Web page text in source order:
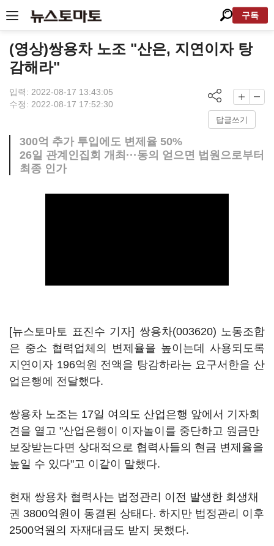
구독
(영상)쌍용차 노조 "산은, 지연이자 탕
감해라"
입력: 2022-08-17 13:43:05
수정: 2022-08-17 17:52:30
답글쓰기
300억 추가 투입에도 변제율 50%
26일 관계인집회 개최···동의 얻으면 법원으로부터
최종 인가
[뉴스토마토 표진수 기자] 쌍용차(003620) 노동조합
은 중소 협력업체의 변제율을 높이는데 사용되도록
지연이자 196억원 전액을 탕감하라는 요구서한을 산
업은행에 전달했다.
쌍용차 노조는 17일 여의도 산업은행 앞에서 기자회
견을 열고 "산업은행이 이자놀이를 중단하고 원금만
보장받는다면 상대적으로 협력사들의 현금 변제율을
높일 수 있다"고 이같이 말했다.
현재 쌍용차 협력사는 법정관리 이전 발생한 회생채
권 3800억원이 동결된 상태다. 하지만 법정관리 이후
2500억원의 자재대금도 받지 못했다.